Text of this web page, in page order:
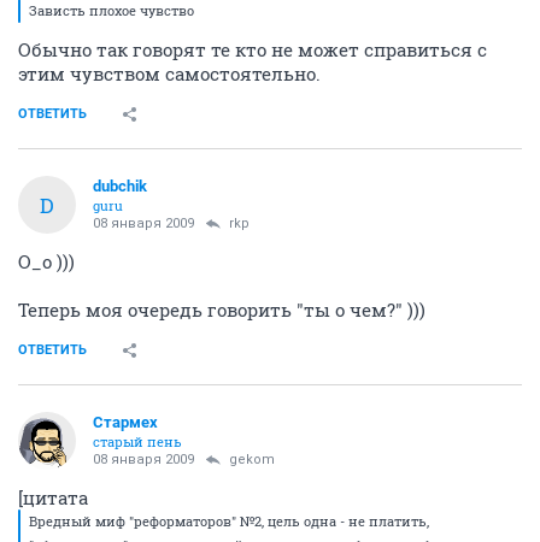
Зависть плохое чувство
Обычно так говорят те кто не может справиться с
этим чувством самостоятельно.
ОТВЕТИТЬ
D
dubchik
guru
08 января 2009 rkp
О_о )))
Теперь моя очередь говорить "ты о чем?" )))
ОТВЕТИТЬ
Стармех
старый пень
08 января 2009 gekom
[цитата
Вредный миф "реформаторов" №2, цель одна - не платить,